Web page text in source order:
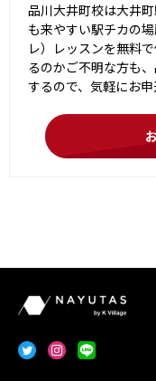
品川大井町校は大井
も来やすい駅チカの
レ）レッスンを無料
るのかご不明な方も
するので、気軽にお申